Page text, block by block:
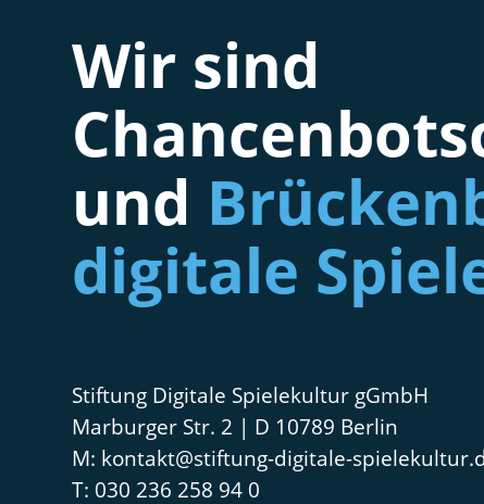
Wir sind
und
digitale
Stiftung Digitale Spielekultur gGmbH
Marburger Str. 2 | D 10789 Berlin
kontakt@stiftung-digitale-
030 236 258 94 0